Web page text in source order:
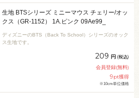
生地 BTSシリーズ ミニーマウス チェリー/オッ
クス（GR-1152） 1A.ピンク 09Ae99_
ディズニーのBTS（Back To School）シリーズのオック
ス生地です。
209 円 (税込)
会員登録(無料)
9pt獲得
※10cm単位価格